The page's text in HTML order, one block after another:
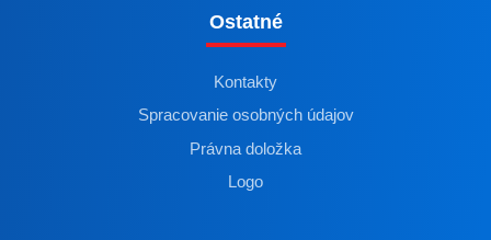
Ostatné
Kontakty
Spracovanie osobných údajov
Právna doložka
Logo